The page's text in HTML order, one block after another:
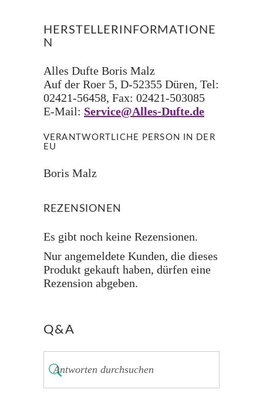
HERSTELLERINFORMATIONE
N
Alles Dufte Boris Malz
Auf der Roer 5, D-52355 Düren, Tel:
02421-56458, Fax: 02421-503085
E-Mail: Service@Alles-Dufte.de
VERANTWORTLICHE PERSON IN DER
EU
Boris Malz
REZENSIONEN
Es gibt noch keine Rezensionen.
Nur angemeldete Kunden, die dieses
Produkt gekauft haben, dürfen eine
Rezension abgeben.
Q&A